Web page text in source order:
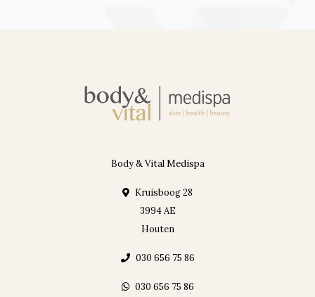
Body & Vital Medispa
Kruisboog 28
3994 AE
Houten
030 656 75 86
030 656 75 86